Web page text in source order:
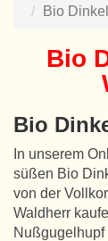
Bio
Bio
Bio
In unserem
süßen Bio
von der
Waldherr